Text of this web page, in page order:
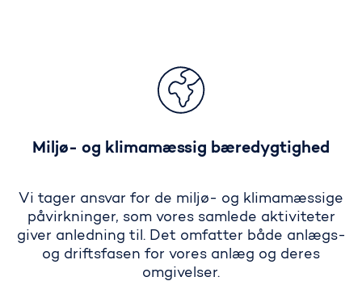
Bæredygtighed og miljø
Miljø- og klimamæssig bæredygtighed
Vi tager ansvar for de miljø- og klimamæssige
påvirkninger, som vores samlede aktiviteter
giver anledning til. Det omfatter både anlægs-
og driftsfasen for vores anlæg og deres
omgivelser.